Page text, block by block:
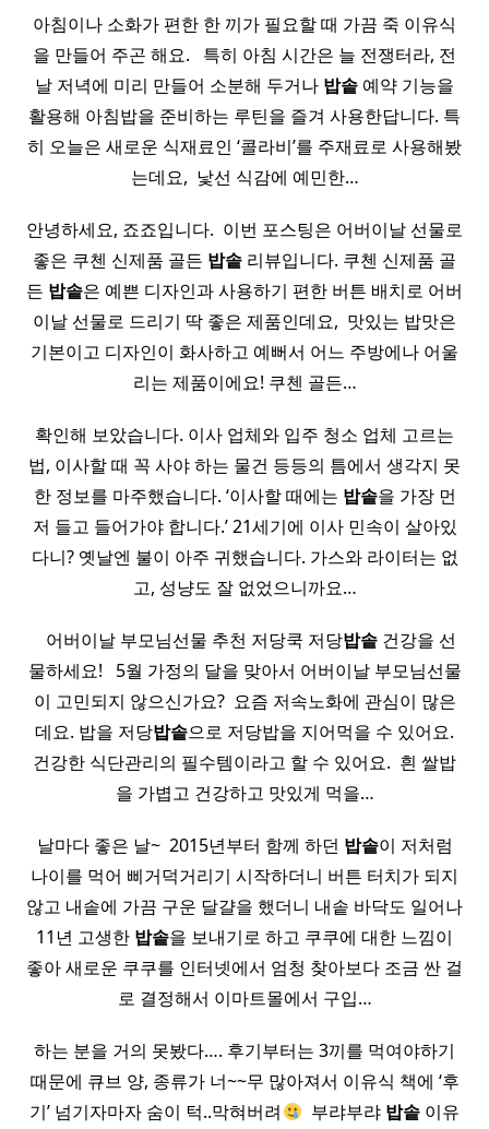
아침이나 소화가 편한 한 끼가 필요할 때 가끔 죽 이유식
을 만들어 주곤 해요. ​ ​ 특히 아침 시간은 늘 전쟁터라, 전
날 저녁에 미리 만들어 소분해 두거나 밥솥 예약 기능을
활용해 아침밥을 준비하는 루틴을 즐겨 사용한답니다. 특
히 오늘은 새로운 식재료인 ‘콜라비’를 주재료로 사용해봤
는데요, ​ 낯선 식감에 예민한…
안녕하세요, 죠죠입니다. ​ 이번 포스팅은 어버이날 선물로
좋은 쿠첸 신제품 골든 밥솥 리뷰입니다. 쿠첸 신제품 골
든 밥솥은 예쁜 디자인과 사용하기 편한 버튼 배치로 어버
이날 선물로 드리기 딱 좋은 제품인데요, ​ 맛있는 밥맛은
기본이고 디자인이 화사하고 예뻐서 어느 주방에나 어울
리는 제품이에요! 쿠첸 골든…
확인해 보았습니다. 이사 업체와 입주 청소 업체 고르는
법, 이사할 때 꼭 사야 하는 물건 등등의 틈에서 생각지 못
한 정보를 마주했습니다. ‘이사할 때에는 밥솥을 가장 먼
저 들고 들어가야 합니다.’ 21세기에 이사 민속이 살아있
다니? 옛날엔 불이 아주 귀했습니다. 가스와 라이터는 없
고, 성냥도 잘 없었으니까요…
​ ​ ​ 어버이날 부모님선물 추천 저당쿡 저당밥솥 건강을 선
물하세요! ​ ​ 5월 가정의 달을 맞아서 어버이날 부모님선물
이 고민되지 않으신가요? ​ 요즘 저속노화에 관심이 많은
데요. 밥을 저당밥솥으로 저당밥을 지어먹을 수 있어요.
건강한 식단관리의 필수템이라고 할 수 있어요. ​ 흰 쌀밥
을 가볍고 건강하고 맛있게 먹을…
날마다 좋은 날~ ​ 2015년부터 함께 하던 밥솥이 저처럼
나이를 먹어 삐거덕거리기 시작하더니 버튼 터치가 되지
않고 내솥에 가끔 구운 달걀을 했더니 내솥 바닥도 일어나
11년 고생한 밥솥을 보내기로 하고 쿠쿠에 대한 느낌이
좋아 새로운 쿠쿠를 인터넷에서 엄청 찾아보다 조금 싼 걸
로 결정해서 이마트몰에서 구입…
하는 분을 거의 못봤다…. 후기부터는 3끼를 먹여야하기
때문에 큐브 양, 종류가 너~~무 많아져서 이유식 책에 ‘후
기’ 넘기자마자 숨이 턱..막혀버려
​ 부랴부랴 밥솥이유